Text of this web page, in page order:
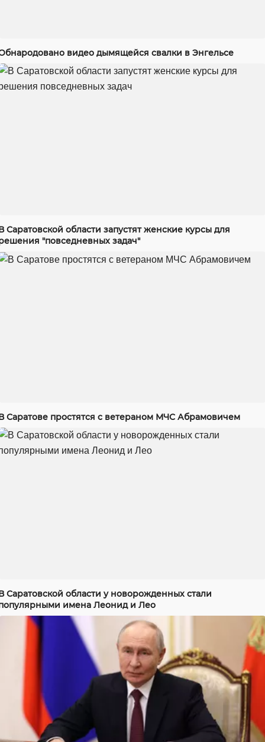
видео дымящейся свалки в Энгельсе
Саратовской области запустят женские курсы для
"повседневных задач"
Саратове простятся с ветераном МЧС Абрамовичем
Саратовской области у новорожденных стали
имена Леонид и Лео